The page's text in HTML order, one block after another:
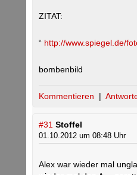
ZITAT:
“ http://www.spiegel.de/
bombenbild
Kommentieren |
#31 Stoffel
01.10.2012 um 08:48 Uhr
Alex war wieder mal